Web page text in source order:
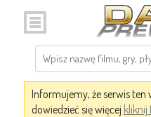
Informujemy, że serwis ten
dowiedzieć się więcej